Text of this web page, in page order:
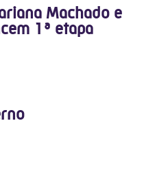
Machado e
1ª etapa